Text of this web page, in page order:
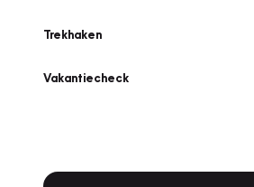
Trekhaken
Vakantiecheck